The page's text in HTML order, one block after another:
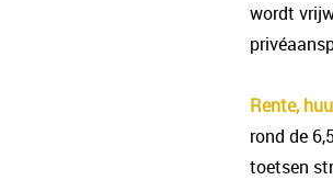
wordt
Rente,
rond de
toetsen